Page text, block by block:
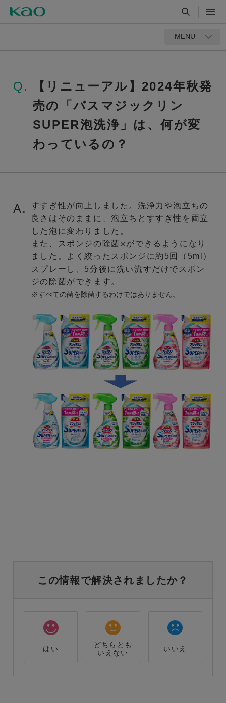
MENU
Q.
【リニューアル】2024年秋発
売の「バスマジックリン
SUPER泡洗浄」は、何が変
わっているの？
A.
すすぎ性が向上しました。洗浄力や泡立ちの
良さはそのままに、泡立ちとすすぎ性を両立
した泡に変わりました。
また、スポンジの除菌 ※ ができるようになり
ました。よく絞ったスポンジに約5回（5ml）
スプレーし、5分後に洗い流すだけでスポン
ジの除菌ができます。
※すべての菌を除菌するわけではありません。
この情報で解決されましたか？
はい
どちらとも
いえない
いいえ